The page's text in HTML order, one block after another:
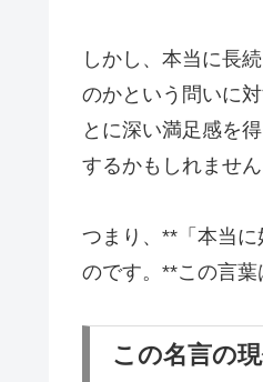
しかし、本当に長
のかという問いに
とに深い満足感を
するかもしれません
つまり、**「本当
のです。**この言
この名言の